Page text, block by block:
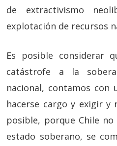
de extractivismo
explotación de recursos
Es posible considerar
catástrofe a la
nacional, contamos con
hacerse cargo y exigir y
posible, porque Chile
estado soberano, se